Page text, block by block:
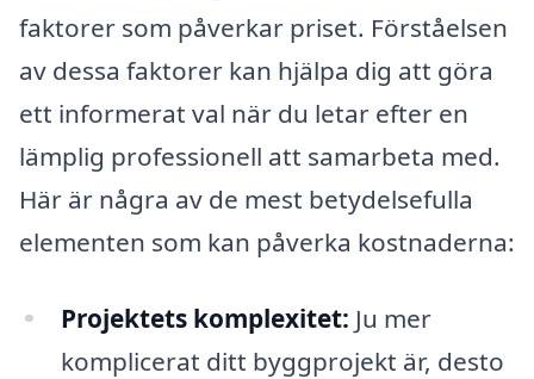
faktorer som påverkar priset. Förståelsen
av dessa faktorer kan hjälpa dig att göra
ett informerat val när du letar efter en
lämplig professionell att samarbeta med.
Här är några av de mest betydelsefulla
elementen som kan påverka kostnaderna:
Projektets komplexitet: Ju mer
komplicerat ditt byggprojekt är, desto